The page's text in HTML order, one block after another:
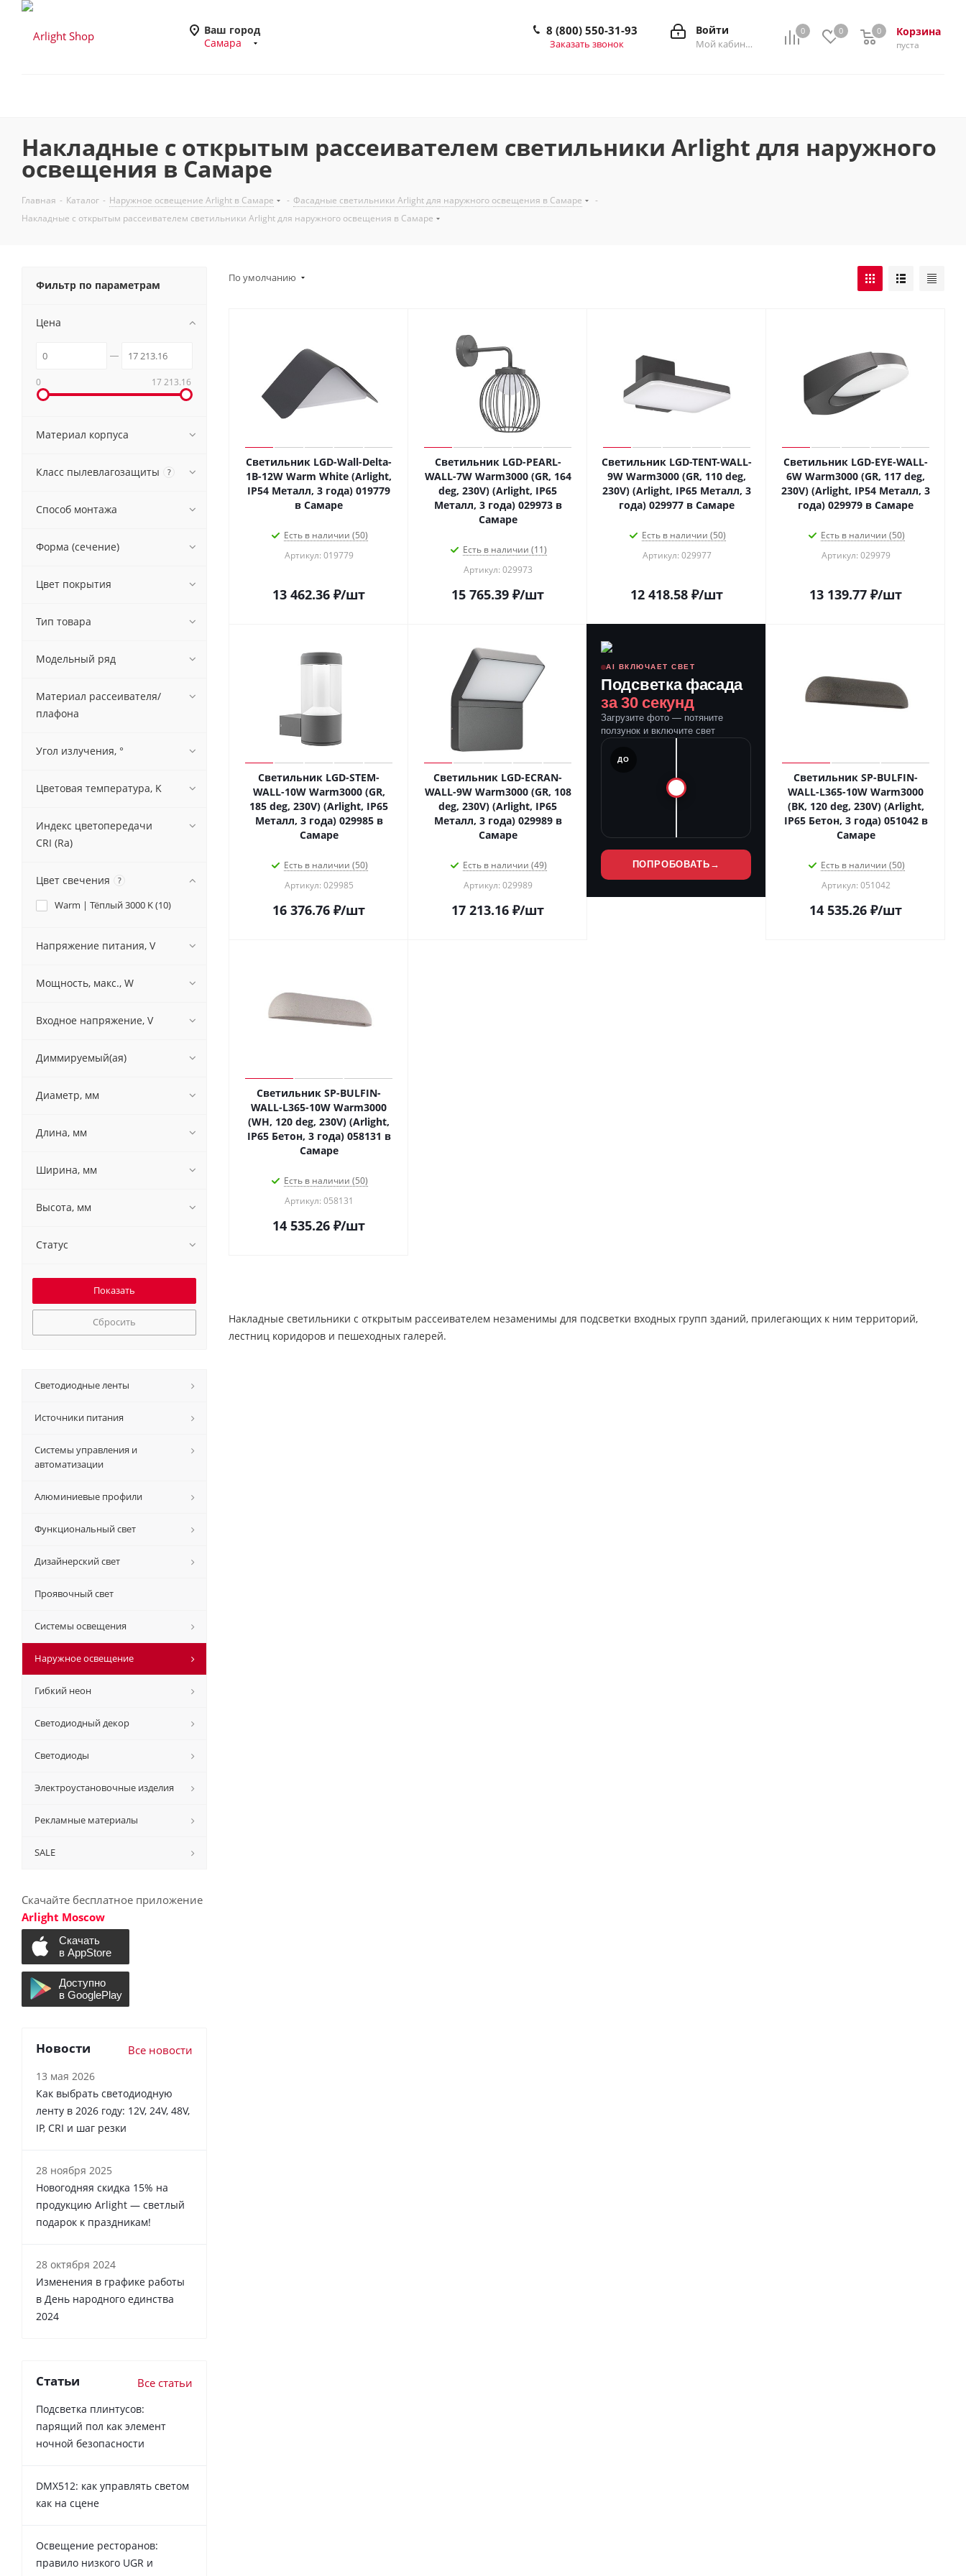
Ваш город
Самара
0 0 Корзина
0
пуста
0
Войти
Мой кабинет
8 (800) 550-31-93
Заказать звонок
Накладные с открытым рассеивателем светильники Arlight для наружного
освещения в Самаре
Главная - Каталог - Наружное освещение Arlight в Самаре - Фасадные светильники Arlight для наружного освещения в Самаре
-
Накладные с открытым рассеивателем светильники Arlight для наружного освещения в Самаре
По умолчанию
Светильник LGD-Wall-Delta-
1B-12W Warm White (Arlight,
IP54 Металл, 3 года) 019779
в Самаре
Есть в наличии (50)
Артикул: 019779
13 462.36 ₽/шт
Светильник LGD-PEARL-
WALL-7W Warm3000 (GR, 164
deg, 230V) (Arlight, IP65
Металл, 3 года) 029973 в
Самаре
Есть в наличии (11)
Артикул: 029973
15 765.39 ₽/шт
Светильник LGD-TENT-WALL-
9W Warm3000 (GR, 110 deg,
230V) (Arlight, IP65 Металл, 3
года) 029977 в Самаре
Есть в наличии (50)
Артикул: 029977
12 418.58 ₽/шт
Светильник LGD-EYE-WALL-
6W Warm3000 (GR, 117 deg,
230V) (Arlight, IP54 Металл, 3
года) 029979 в Самаре
Есть в наличии (50)
Артикул: 029979
13 139.77 ₽/шт
Светильник LGD-STEM-
WALL-10W Warm3000 (GR,
185 deg, 230V) (Arlight, IP65
Металл, 3 года) 029985 в
Самаре
Есть в наличии (50)
Артикул: 029985
16 376.76 ₽/шт
Светильник LGD-ECRAN-
WALL-9W Warm3000 (GR, 108
deg, 230V) (Arlight, IP65
Металл, 3 года) 029989 в
Самаре
Есть в наличии (49)
Артикул: 029989
17 213.16 ₽/шт
AI ВКЛЮЧАЕТ СВЕТ
Подсветка фасада
за 30 секунд
Загрузите фото — потяните
ползунок и включите свет
ДО
ПОПРОБОВАТЬ →
Светильник SP-BULFIN-
WALL-L365-10W Warm3000
(BK, 120 deg, 230V) (Arlight,
IP65 Бетон, 3 года) 051042 в
Самаре
Есть в наличии (50)
Артикул: 051042
14 535.26 ₽/шт
Светильник SP-BULFIN-
WALL-L365-10W Warm3000
(WH, 120 deg, 230V) (Arlight,
IP65 Бетон, 3 года) 058131 в
Самаре
Есть в наличии (50)
Артикул: 058131
14 535.26 ₽/шт
Накладные светильники с открытым рассеивателем незаменимы для подсветки входных групп зданий, прилегающих к ним территорий,
лестниц коридоров и пешеходных галерей.
Фильтр по параметрам
Цена
0 17 213.16
Материал корпуса
Класс пылевлагозащиты ?
Способ монтажа
Форма (сечение)
Цвет покрытия
Тип товара
Модельный ряд
Материал рассеивателя/
плафона
Угол излучения, °
Цветовая температура, K
Индекс цветопередачи
CRI (Ra)
Цвет свечения ?
Warm | Тёплый 3000 K (10)
Напряжение питания, V
Мощность, макс., W
Входное напряжение, V
Диммируемый(ая)
Диаметр, мм
Длина, мм
Ширина, мм
Высота, мм
Статус
Сбросить
Светодиодные ленты
Источники питания
Системы управления и
автоматизации
Алюминиевые профили
Функциональный свет
Дизайнерский свет
Проявочный свет
Системы освещения
Наружное освещение
Гибкий неон
Светодиодный декор
Светодиоды
Электроустановочные изделия
Рекламные материалы
SALE
Скачайте бесплатное приложение
Arlight Moscow
Новости Все новости
13 мая 2026
Как выбрать светодиодную
ленту в 2026 году: 12V, 24V, 48V,
IP, CRI и шаг резки
28 ноября 2025
Новогодняя скидка 15% на
продукцию Arlight — светлый
подарок к праздникам!
28 октября 2024
Изменения в графике работы
в День народного единства
2024
Статьи Все статьи
Подсветка плинтусов:
парящий пол как элемент
ночной безопасности
DMX512: как управлять светом
как на сцене
Освещение ресторанов:
правило низкого UGR и